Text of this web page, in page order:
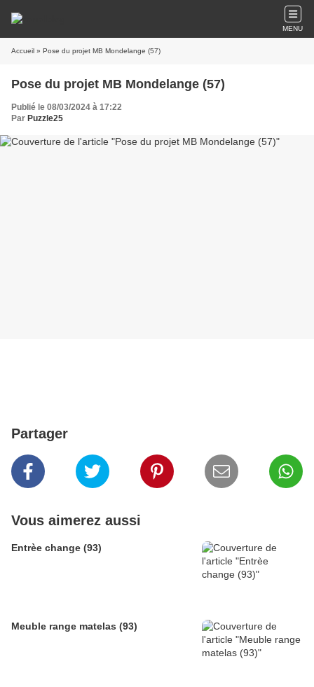
MENU
Accueil » Pose du projet MB Mondelange (57)
Pose du projet MB Mondelange (57)
Publié le 08/03/2024 à 17:22
Par Puzzle25
Partager
Vous aimerez aussi
Entrèe change (93)
Meuble range matelas (93)